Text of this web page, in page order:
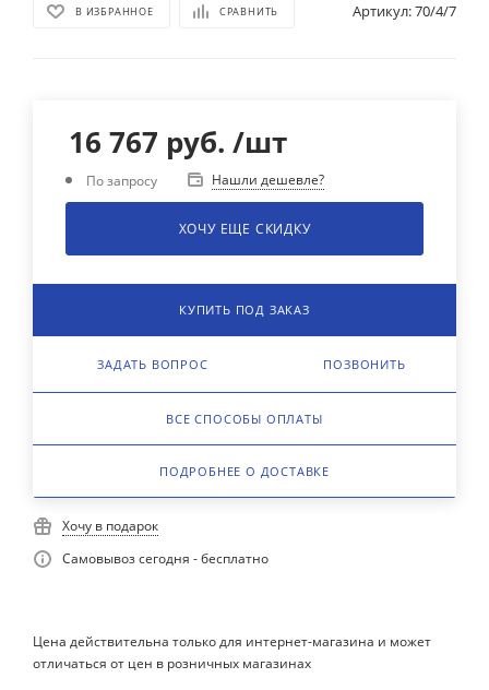
В ИЗБРАННОЕ СРАВНИТЬ Артикул:70/4/7
16 767 руб. /шт
По запросу Нашли дешевле?
ХОЧУ ЕЩЕ СКИДКУ
КУПИТЬ ПОД ЗАКАЗ
ЗАДАТЬ ВОПРОС ПОЗВОНИТЬ
ВСЕ СПОСОБЫ ОПЛАТЫ
ПОДРОБНЕЕ О ДОСТАВКЕ
Хочу в подарок
Самовывоз сегодня - бесплатно
Цена действительна только для интернет-магазина и может
отличаться от цен в розничных магазинах